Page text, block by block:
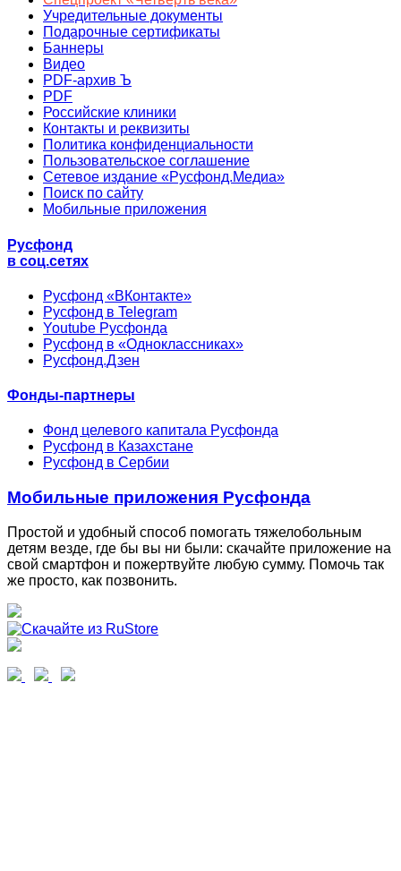
Учредительные документы
Подарочные сертификаты
Баннеры
Видео
PDF-архив Ъ
PDF
Российские клиники
Контакты и реквизиты
Политика конфиденциальности
Пользовательское соглашение
Сетевое издание «Русфонд.Медиа»
Поиск по сайту
Мобильные приложения
Русфонд
в соц.сетях
Русфонд «ВКонтакте»
Русфонд в Telegram
Youtube Русфонда
Русфонд в «Одноклассниках»
Русфонд.Дзен
Фонды-партнеры
Фонд целевого капитала Русфонда
Русфонд в Казахстане
Русфонд в Сербии
Мобильные приложения Русфонда
Простой и удобный способ помогать тяжелобольным
детям везде, где бы вы ни были: скачайте приложение на
свой смартфон и пожертвуйте любую сумму. Помочь так
же просто, как позвонить.